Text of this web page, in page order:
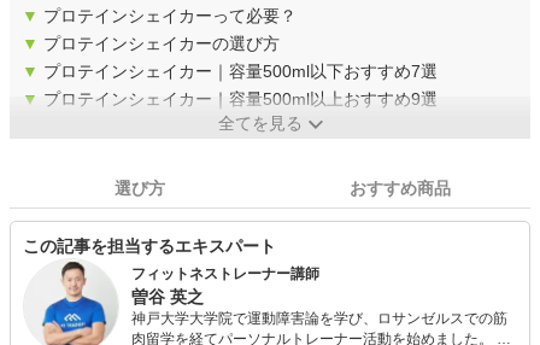
▼ プロテインシェイカーって必要？
▼ プロテインシェイカーの選び方
▼ プロテインシェイカー｜容量500ml以下おすすめ7選
▼ プロテインシェイカー｜容量500ml以上おすすめ9選
全てを見る
選び方 おすすめ商品
この記事を担当するエキスパート
フィットネストレーナー講師
曽谷 英之
神戸大学大学院で運動障害論を学び、ロサンゼルスでの筋
肉留学を経てパーソナルトレーナー活動を始めました。 ロ